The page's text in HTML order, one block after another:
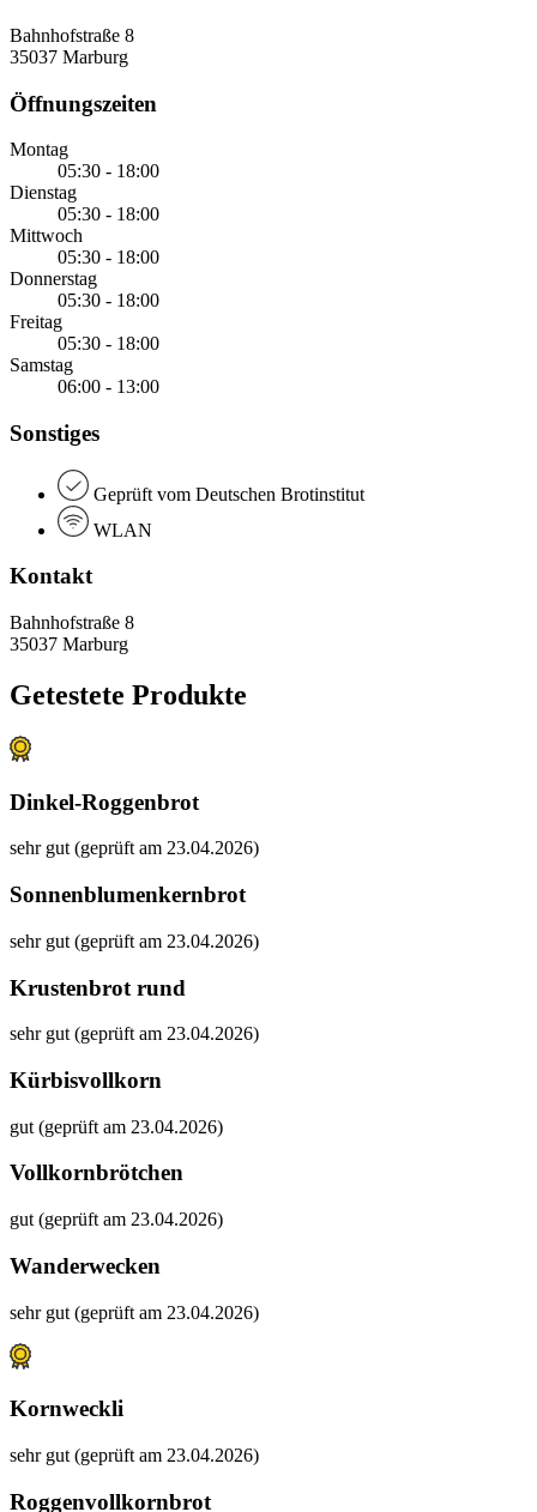
Bahnhofstraße 8
35037 Marburg
Öffnungszeiten
Montag
05:30 - 18:00
Dienstag
05:30 - 18:00
Mittwoch
05:30 - 18:00
Donnerstag
05:30 - 18:00
Freitag
05:30 - 18:00
Samstag
06:00 - 13:00
Sonstiges
Geprüft vom Deutschen Brotinstitut
WLAN
Kontakt
Bahnhofstraße 8
35037 Marburg
Getestete Produkte
Dinkel-Roggenbrot
sehr gut (geprüft am 23.04.2026)
Sonnenblumenkernbrot
sehr gut (geprüft am 23.04.2026)
Krustenbrot rund
sehr gut (geprüft am 23.04.2026)
Kürbisvollkorn
gut (geprüft am 23.04.2026)
Vollkornbrötchen
gut (geprüft am 23.04.2026)
Wanderwecken
sehr gut (geprüft am 23.04.2026)
Kornweckli
sehr gut (geprüft am 23.04.2026)
Roggenvollkornbrot